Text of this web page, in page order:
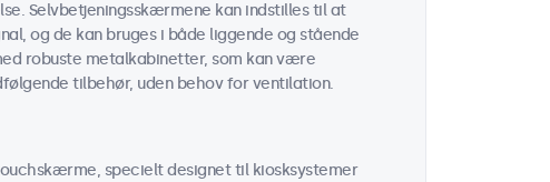
Selvbetjeningsskærmene kan indstilles til at
og de kan bruges i både liggende og stående
robuste metalkabinetter, som kan være
tilbehør, uden behov for ventilation.
specielt designet til kiosksystemer